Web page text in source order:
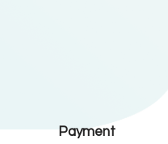
Payment